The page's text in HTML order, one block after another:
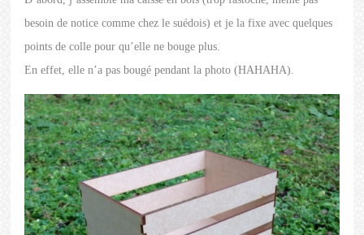
besoin de notice comme chez le suédois) et je la fixe avec quelques
points de colle pour qu’elle ne bouge plus.
En effet, elle n’a pas bougé pendant la photo (HAHAHA).